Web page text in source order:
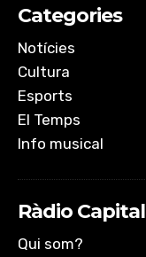
Categories
Notícies
Cultura
Esports
El Temps
Info musical
Ràdio Capital
Qui som?